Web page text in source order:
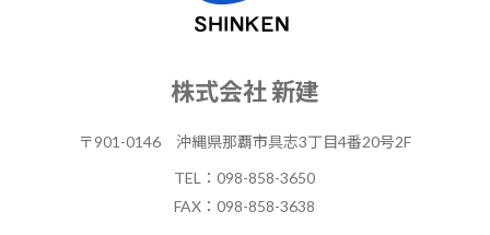
株式会社 新建
〒901-0146 沖縄県那覇市具志3丁目4番20号2F
TEL：098-858-3650
FAX：098-858-3638